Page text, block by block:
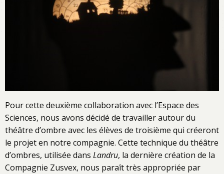
Pour cette deuxième collaboration avec l’Espace des
Sciences, nous avons décidé de travailler autour du
théâtre d’ombre avec les élèves de troisième qui créeront
le projet en notre compagnie. Cette technique du théâtre
d’ombres, utilisée dans Landru, la dernière création de la
Compagnie Zusvex, nous paraît très appropriée par